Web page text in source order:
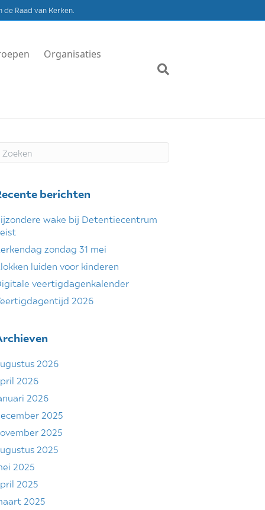
Raad van Kerken.
Organisaties
berichten
wake bij Detentiecentrum
zondag 31 mei
luiden voor kinderen
veertigdagenkalender
2026
2026
2026
2026
2025
2025
2025
2025
2025
2025